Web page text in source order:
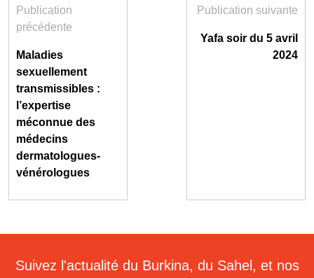
Publication
précédente
Maladies
sexuellement
transmissibles :
l’expertise
méconnue des
médecins
dermatologues-
vénérologues
Publication suivante
Yafa soir du 5 avril
2024
Suivez l'actualité du Burkina, du Sahel, et nos